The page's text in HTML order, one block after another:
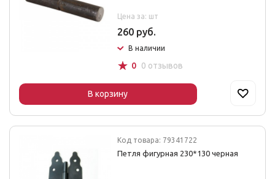
Цена за: шт
260 руб.
В наличии
☆ 0 0 отзывов
В корзину
Код товара: 79341722
Петля фигурная 230*130 черная